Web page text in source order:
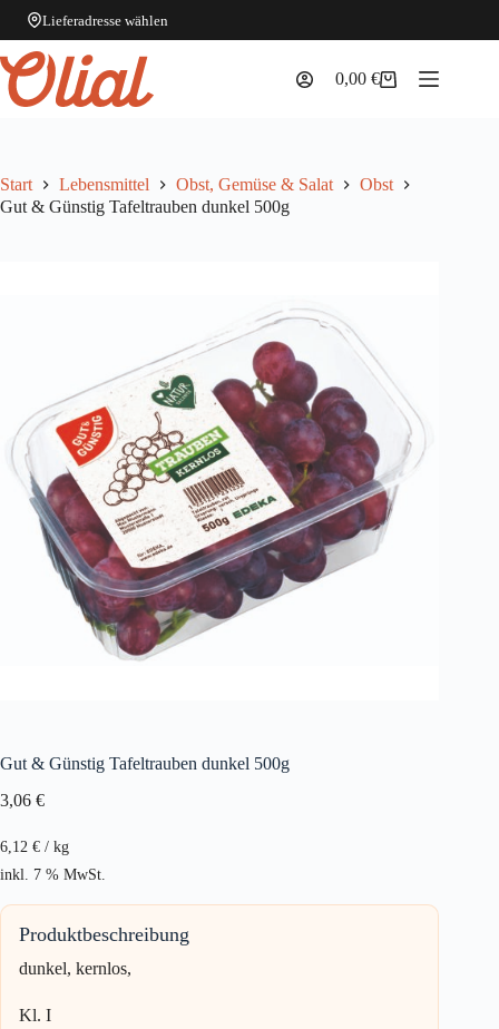
Lieferadresse wählen
Zum
Inhalt
springen
Warenkorb
0,00€
Start Lebensmittel Obst, Gemüse & Salat
Obst
Gut & Günstig Tafeltrauben dunkel 500g
Gut & Günstig Tafeltrauben dunkel 500g
3,06 €
6,12 € / kg
inkl. 7 % MwSt.
Produktbeschreibung
dunkel, kernlos,
Kl. I